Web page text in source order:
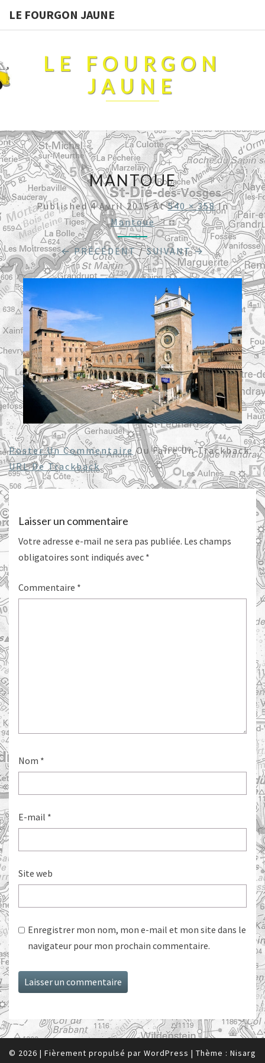
LE FOURGON JAUNE
LE FOURGON
JAUNE
MANTOUE
Published4 Avril 2015At540 × 358In
Mantoue
← PRÉCÉDENT/SUIVANT →
Poster Un Commentaire Ou Faire Un Trackback:
URL De Trackback.
Laisser un commentaire
Votre adresse e-mail ne sera pas publiée. Les champs
obligatoires sont indiqués avec *
Commentaire *
Nom *
E-mail *
Site web
Enregistrer mon nom, mon e-mail et mon site dans le
navigateur pour mon prochain commentaire.
© 2026 | Fièrement propulsé par WordPress | Thème : Nisarg